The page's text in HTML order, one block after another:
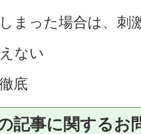
まった場合は、刺
ない
底
記事に関するお